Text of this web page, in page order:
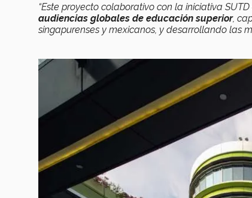
“Este proyecto colaborativo con la iniciativa
audiencias globales de educación superior,
singapurenses y mexicanos, y desarrollando las